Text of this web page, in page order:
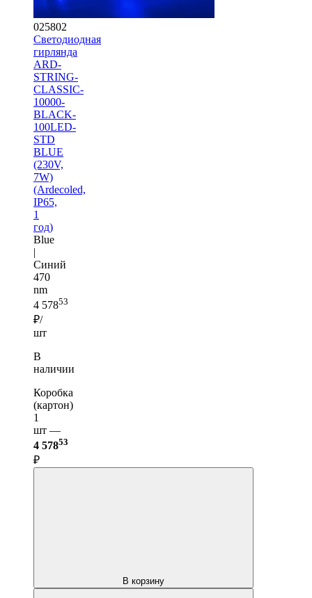
025802
Светодиодная
гирлянда
ARD-
STRING-
CLASSIC-
10000-
BLACK-
100LED-
STD
BLUE
(230V,
7W)
(Ardecoled,
IP65,
1
год)
Blue
|
Синий
470
nm
4 57853
₽/
шт
В
наличии
Коробка
(картон)
1
шт —
4 57853
₽
В корзину